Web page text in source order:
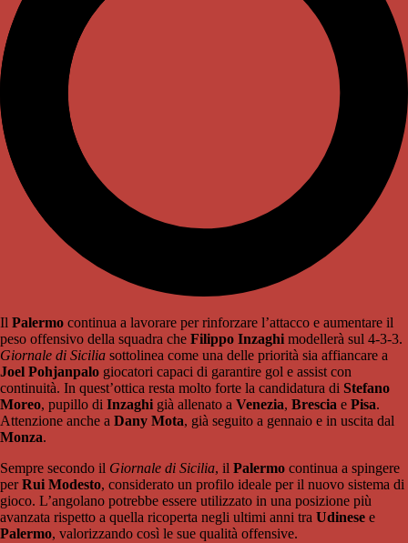
Il Palermo continua a lavorare per rinforzare l’attacco e aumentare il
peso offensivo della squadra che Filippo Inzaghi modellerà sul 4-3-3.
Giornale di Sicilia sottolinea come una delle priorità sia affiancare a
Joel Pohjanpalo giocatori capaci di garantire gol e assist con
continuità. In quest’ottica resta molto forte la candidatura di Stefano
Moreo, pupillo di Inzaghi già allenato a Venezia, Brescia e Pisa.
Attenzione anche a Dany Mota, già seguito a gennaio e in uscita dal
Monza.
Sempre secondo il Giornale di Sicilia, il Palermo continua a spingere
perRui Modesto, considerato un profilo ideale per il nuovo sistema di
gioco. L’angolano potrebbe essere utilizzato in una posizione più
avanzata rispetto a quella ricoperta negli ultimi anni tra Udinese e
Palermo, valorizzando così le sue qualità offensive.